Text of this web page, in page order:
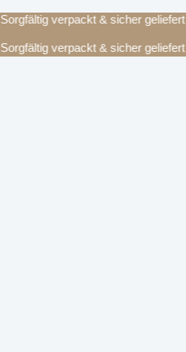
Sorgfältig verpackt & sicher geliefert
Sorgfältig verpackt & sicher geliefert